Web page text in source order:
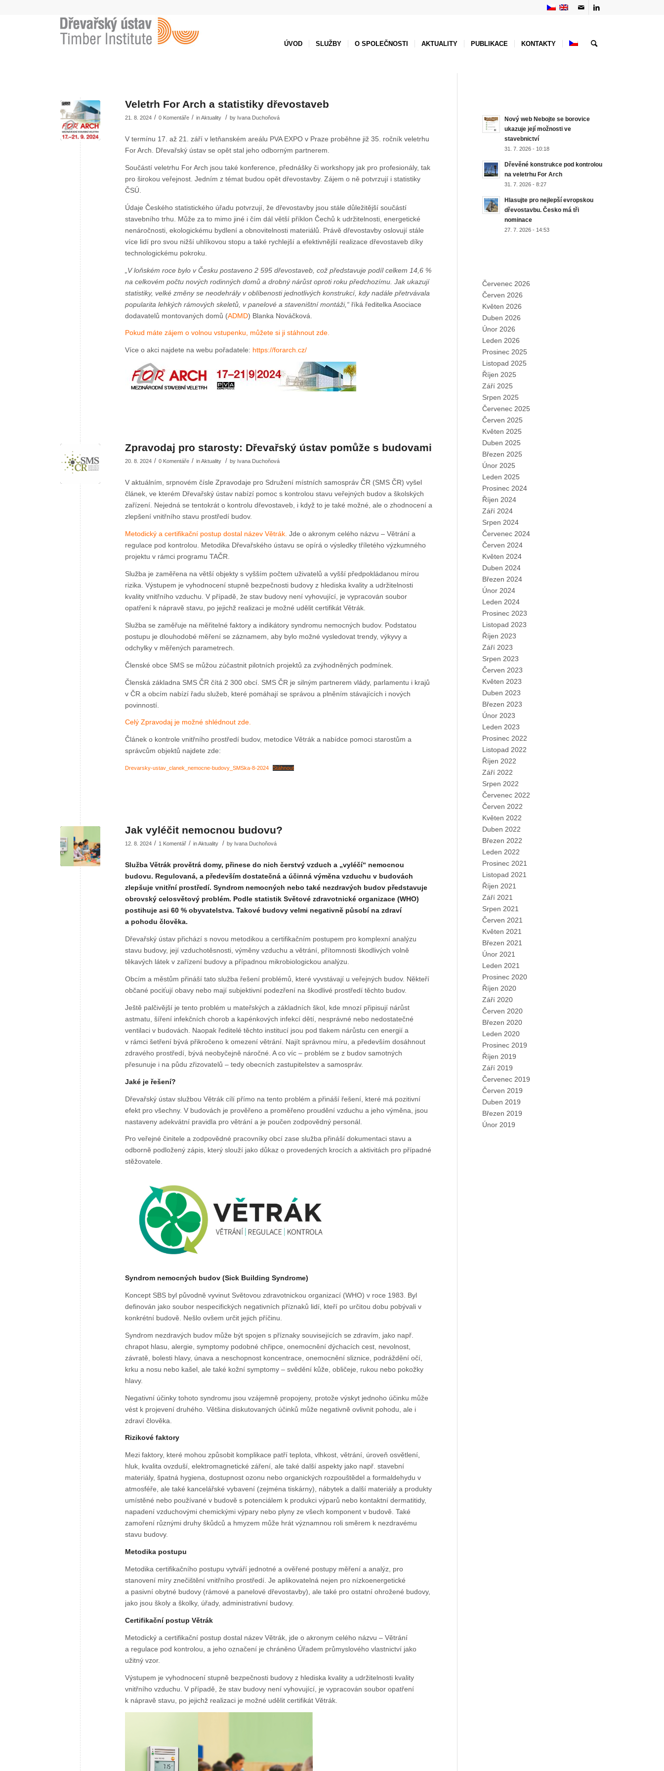
ÚVOD SLUŽBY O SPOLEČNOSTI AKTUALITY PUBLIKACE KONTAKTY
Veletrh For Arch a statistiky dřevostaveb
21. 8. 2024 / 0 Komentáře / inAktuality / by Ivana Duchoňová
V termínu 17. až 21. září v letňanském areálu PVA EXPO v Praze proběhne již 35. ročník veletrhu
For Arch. Dřevařský ústav se opět stal jeho odborným partnerem.
Součástí veletrhu For Arch jsou také konference, přednášky či workshopy jak pro profesionály, tak
pro širokou veřejnost. Jedním z témat budou opět dřevostavby. Zájem o ně potvrzují i statistiky
ČSÚ.
Údaje Českého statistického úřadu potvrzují, že dřevostavby jsou stále důležitější součástí
stavebního trhu. Může za to mimo jiné i čím dál větší příklon Čechů k udržitelnosti, energetické
nenáročnosti, ekologickému bydlení a obnovitelnosti materiálů. Právě dřevostavby oslovují stále
více lidí pro svou nižší uhlíkovou stopu a také rychlejší a efektivnější realizace dřevostaveb díky
technologickému pokroku.
„V loňském roce bylo v Česku postaveno 2 595 dřevostaveb, což představuje podíl celkem 14,6 %
na celkovém počtu nových rodinných domů a drobný nárůst oproti roku předchozímu. Jak ukazují
statistiky, velké změny se neodehrály v oblíbenosti jednotlivých konstrukcí, kdy nadále přetrvávala
popularita lehkých rámových skeletů, v panelové a staveništní montáži,“ říká ředitelka Asociace
dodavatelů montovaných domů (ADMD) Blanka Nováčková.
Pokud máte zájem o volnou vstupenku, můžete si ji stáhnout zde.
Více o akci najdete na webu pořadatele: https://forarch.cz/
Zpravodaj pro starosty: Dřevařský ústav pomůže s budovami
20. 8. 2024 / 0 Komentáře / inAktuality / by Ivana Duchoňová
V aktuálním, srpnovém čísle Zpravodaje pro Sdružení místních samospráv ČR (SMS ČR) vyšel
článek, ve kterém Dřevařský ústav nabízí pomoc s kontrolou stavu veřejných budov a školských
zařízení. Nejedná se tentokrát o kontrolu dřevostaveb, i když to je také možné, ale o zhodnocení a
zlepšení vnitřního stavu prostředí budov.
Metodický a certifikační postup dostal název Větrák. Jde o akronym celého názvu – Větrání a
regulace pod kontrolou. Metodika Dřevařského ústavu se opírá o výsledky tříletého výzkumného
projektu v rámci programu TAČR.
Služba je zaměřena na větší objekty s vyšším počtem uživatelů a vyšší předpokládanou mírou
rizika. Výstupem je vyhodnocení stupně bezpečnosti budovy z hlediska kvality a udržitelnosti
kvality vnitřního vzduchu. V případě, že stav budovy není vyhovující, je vypracován soubor
opatření k nápravě stavu, po jejichž realizaci je možné udělit certifikát Větrák.
Služba se zaměřuje na měřitelné faktory a indikátory syndromu nemocných budov. Podstatou
postupu je dlouhodobé měření se záznamem, aby bylo možné vysledovat trendy, výkyvy a
odchylky v měřených parametrech.
Členské obce SMS se můžou zúčastnit pilotních projektů za zvýhodněných podmínek.
Členská základna SMS ČR čítá 2 300 obcí. SMS ČR je silným partnerem vlády, parlamentu i krajů
v ČR a obcím nabízí řadu služeb, které pomáhají se správou a plněním stávajících i nových
povinností.
Celý Zpravodaj je možné shlédnout zde.
Článek o kontrole vnitřního prostředí budov, metodice Větrák a nabídce pomoci starostům a
správcům objektů najdete zde:
Drevarsky-ustav_clanek_nemocne-budovy_SMSka-8-2024 Stáhnout
Jak vyléčit nemocnou budovu?
12. 8. 2024 / 1 Komentář / inAktuality / by Ivana Duchoňová
Služba Větrák provětrá domy, přinese do nich čerstvý vzduch a „vyléčí“ nemocnou
budovu. Regulovaná, a především dostatečná a účinná výměna vzduchu v budovách
zlepšuje vnitřní prostředí. Syndrom nemocných nebo také nezdravých budov představuje
obrovský celosvětový problém. Podle statistik Světové zdravotnické organizace (WHO)
postihuje asi 60 % obyvatelstva. Takové budovy velmi negativně působí na zdraví
a pohodu člověka.
Dřevařský ústav přichází s novou metodikou a certifikačním postupem pro komplexní analýzu
stavu budovy, její vzduchotěsnosti, výměny vzduchu a větrání, přítomnosti škodlivých volně
těkavých látek v zařízení budovy a případnou mikrobiologickou analýzu.
Obcím a městům přináší tato služba řešení problémů, které vyvstávají u veřejných budov. Někteří
občané pociťují obavy nebo mají subjektivní podezření na škodlivé prostředí těchto budov.
Ještě palčivější je tento problém u mateřských a základních škol, kde mnozí připisují nárůst
astmatu, šíření infekčních chorob a kapénkových infekcí dětí, nesprávné nebo nedostatečné
ventilaci v budovách. Naopak ředitelé těchto institucí jsou pod tlakem nárůstu cen energií a
v rámci šetření bývá přikročeno k omezení větrání. Najít správnou míru, a především dosáhnout
zdravého prostředí, bývá neobyčejně náročné. A co víc – problém se z budov samotných
přesunuje i na půdu zřizovatelů – tedy obecních zastupitelstev a samospráv.
Jaké je řešení?
Dřevařský ústav službou Větrák cílí přímo na tento problém a přináší řešení, které má pozitivní
efekt pro všechny. V budovách je prověřeno a proměřeno proudění vzduchu a jeho výměna, jsou
nastaveny adekvátní pravidla pro větrání a je poučen zodpovědný personál.
Pro veřejné činitele a zodpovědné pracovníky obcí zase služba přináší dokumentaci stavu a
odborně podložený zápis, který slouží jako důkaz o provedených krocích a aktivitách pro případné
stěžovatele.
Syndrom nemocných budov (Sick Building Syndrome)
Koncept SBS byl původně vyvinut Světovou zdravotnickou organizací (WHO) v roce 1983. Byl
definován jako soubor nespecifických negativních příznaků lidí, kteří po určitou dobu pobývali v
konkrétní budově. Nešlo ovšem určit jejich příčinu.
Syndrom nezdravých budov může být spojen s příznaky souvisejících se zdravím, jako např.
chrapot hlasu, alergie, symptomy podobné chřipce, onemocnění dýchacích cest, nevolnost,
závratě, bolesti hlavy, únava a neschopnost koncentrace, onemocnění sliznice, podráždění očí,
krku a nosu nebo kašel, ale také kožní symptomy – svědění kůže, obličeje, rukou nebo pokožky
hlavy.
Negativní účinky tohoto syndromu jsou vzájemně propojeny, protože výskyt jednoho účinku může
vést k projevení druhého. Většina diskutovaných účinků může negativně ovlivnit pohodu, ale i
zdraví člověka.
Rizikové faktory
Mezi faktory, které mohou způsobit komplikace patří teplota, vlhkost, větrání, úroveň osvětlení,
hluk, kvalita ovzduší, elektromagnetické záření, ale také další aspekty jako např. stavební
materiály, špatná hygiena, dostupnost ozonu nebo organických rozpouštědel a formaldehydu v
atmosféře, ale také kancelářské vybavení (zejména tiskárny), nábytek a další materiály a produkty
umístěné nebo používané v budově s potenciálem k produkci výparů nebo kontaktní dermatitidy,
napadení vzduchovými chemickými výpary nebo plyny ze všech komponent v budově. Také
zamoření různými druhy škůdců a hmyzem může hrát významnou roli směrem k nezdravému
stavu budovy.
Metodika postupu
Metodika certifikačního postupu vytváří jednotné a ověřené postupy měření a analýz, pro
stanovení míry znečištění vnitřního prostředí. Je aplikovatelná nejen pro nízkoenergetické
a pasivní obytné budovy (rámové a panelové dřevostavby), ale také pro ostatní ohrožené budovy,
jako jsou školy a školky, úřady, administrativní budovy.
Certifikační postup Větrák
Metodický a certifikační postup dostal název Větrák, jde o akronym celého názvu – Větrání
a regulace pod kontrolou, a jeho označení je chráněno Úřadem průmyslového vlastnictví jako
užitný vzor.
Výstupem je vyhodnocení stupně bezpečnosti budovy z hlediska kvality a udržitelnosti kvality
vnitřního vzduchu. V případě, že stav budovy není vyhovující, je vypracován soubor opatření
k nápravě stavu, po jejichž realizaci je možné udělit certifikát Větrák.
Nový web Nebojte se borovice
ukazuje její možnosti ve
stavebnictví
31. 7. 2026 - 10:18
Dřevěné konstrukce pod kontrolou
na veletrhu For Arch
31. 7. 2026 - 8:27
Hlasujte pro nejlepší evropskou
dřevostavbu. Česko má tři
nominace
27. 7. 2026 - 14:53
Červenec 2026
Červen 2026
Květen 2026
Duben 2026
Únor 2026
Leden 2026
Prosinec 2025
Listopad 2025
Říjen 2025
Září 2025
Srpen 2025
Červenec 2025
Červen 2025
Květen 2025
Duben 2025
Březen 2025
Únor 2025
Leden 2025
Prosinec 2024
Říjen 2024
Září 2024
Srpen 2024
Červenec 2024
Červen 2024
Květen 2024
Duben 2024
Březen 2024
Únor 2024
Leden 2024
Prosinec 2023
Listopad 2023
Říjen 2023
Září 2023
Srpen 2023
Červen 2023
Květen 2023
Duben 2023
Březen 2023
Únor 2023
Leden 2023
Prosinec 2022
Listopad 2022
Říjen 2022
Září 2022
Srpen 2022
Červenec 2022
Červen 2022
Květen 2022
Duben 2022
Březen 2022
Leden 2022
Prosinec 2021
Listopad 2021
Říjen 2021
Září 2021
Srpen 2021
Červen 2021
Květen 2021
Březen 2021
Únor 2021
Leden 2021
Prosinec 2020
Říjen 2020
Září 2020
Červen 2020
Březen 2020
Leden 2020
Prosinec 2019
Říjen 2019
Září 2019
Červenec 2019
Červen 2019
Duben 2019
Březen 2019
Únor 2019